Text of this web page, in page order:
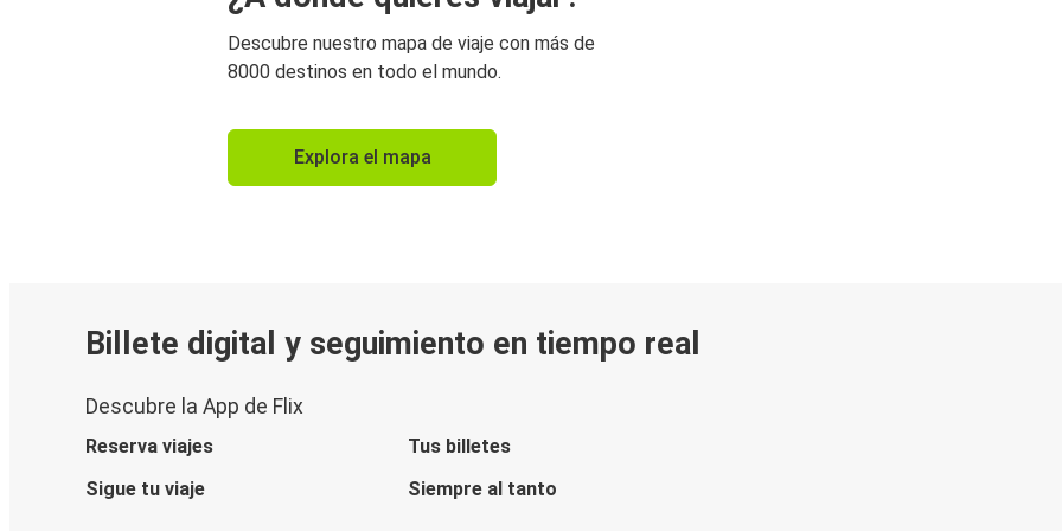
Descubre nuestro mapa de viaje con más de
8000 destinos en todo el mundo.
Explora el mapa
Billete digital y seguimiento en tiempo real
Descubre la App de Flix
Reserva viajes
Tus billetes
Sigue tu viaje
Siempre al tanto